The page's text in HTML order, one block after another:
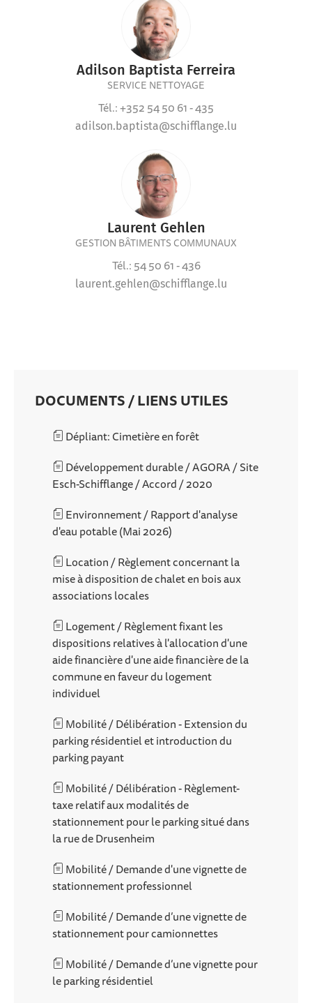
Adilson Baptista Ferreira
SERVICE NETTOYAGE
Tél.: +352 54 50 61 - 435
adilson.baptista@schifflange.lu
Laurent Gehlen
GESTION BÂTIMENTS COMMUNAUX
Tél.: 54 50 61 - 436
laurent.gehlen@schifflange.lu
DOCUMENTS / LIENS UTILES
Dépliant: Cimetière en forêt
Développement durable / AGORA / Site
Esch-Schifflange / Accord / 2020
Environnement / Rapport d'analyse
d'eau potable (Mai 2026)
Location / Règlement concernant la
mise à disposition de chalet en bois aux
associations locales
Logement / Règlement fixant les
dispositions relatives à l'allocation d'une
aide financière d'une aide financière de la
commune en faveur du logement
individuel
Mobilité / Délibération - Extension du
parking résidentiel et introduction du
parking payant
Mobilité / Délibération - Règlement-
taxe relatif aux modalités de
stationnement pour le parking situé dans
la rue de Drusenheim
Mobilité / Demande d'une vignette de
stationnement professionnel
Mobilité / Demande d’une vignette de
stationnement pour camionnettes
Mobilité / Demande d’une vignette pour
le parking résidentiel